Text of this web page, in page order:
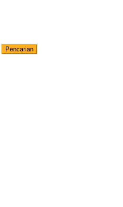
Pencarian